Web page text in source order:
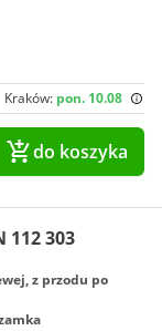
Kraków: pon. 10.08
do koszyka
112 303
z przodu po